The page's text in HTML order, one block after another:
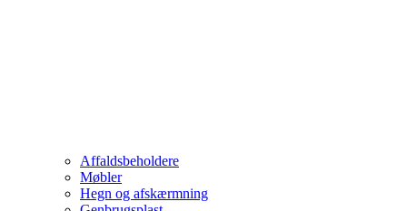
Affaldsbeholdere
Møbler
Hegn og afskærmning